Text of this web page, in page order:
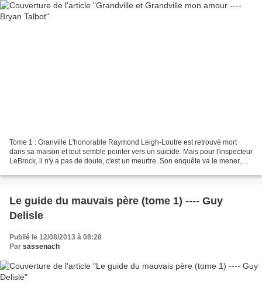
Tome 1 : Granville L'honorable Raymond Leigh-Loutre est retrouvé mort
dans sa maison et tout semble pointer vers un suicide. Mais pour l'inspecteur
LeBrock, il n'y a pas de doute, c'est un meurtre. Son enquête va le mener,
Le guide du mauvais père (tome 1) ---- Guy
Delisle
Publié le 12/08/2013 à 08:28
Par sassenach